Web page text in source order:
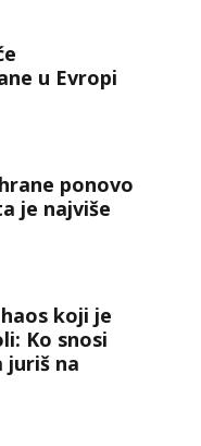
u Evropi
ponovo
je najviše
koji je
Ko snosi
juriš na